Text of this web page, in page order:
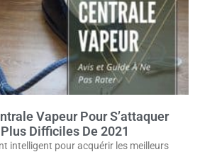
Vapeur Pour S’attaquer
Difficiles De 2021
intelligent pour acquérir les meilleurs